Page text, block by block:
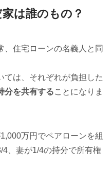
は誰のもの？
、住宅ローンの名義人と同
ては、それぞれが負担した
分を共有することになりま
万円でペアローンを組
、妻が1/4の持分で所有権